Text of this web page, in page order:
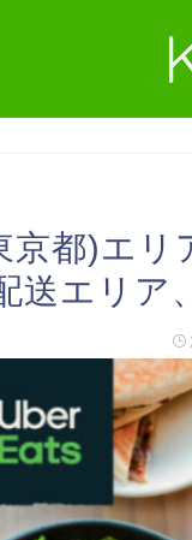
京都)エリ
送エリア